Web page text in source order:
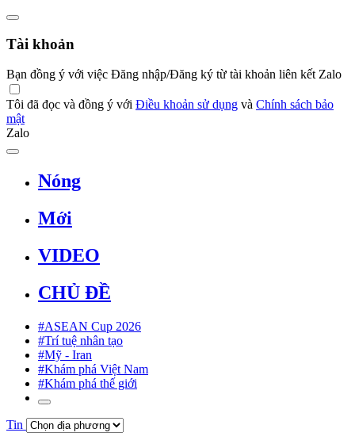
Tài khoản
Bạn đồng ý với việc Đăng nhập/Đăng ký từ tài khoản liên kết Zalo
Tôi đã đọc và đồng ý với Điều khoản sử dụng và Chính sách bảo
mật
Zalo
Nóng
Mới
VIDEO
CHỦ ĐỀ
#ASEAN Cup 2026
#Trí tuệ nhân tạo
#Mỹ - Iran
#Khám phá Việt Nam
#Khám phá thế giới
Tin